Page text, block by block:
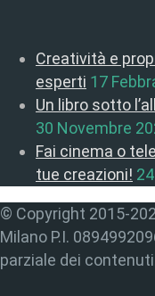
Creatività e
esperti 17
Un libro sotto
30 Novembre
Fai cinema o
tue creazioni!
© Copyright 2015-
Milano P.I.
parziale dei